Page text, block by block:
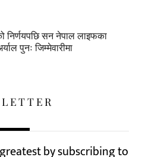
निर्णयपछि सन नेपाल लाइफका
पुनः जिम्मेवारीमा
by subscribing to